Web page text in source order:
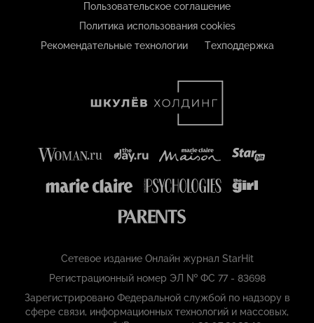
Пользовательское соглашение
Политика использования cookies
Рекомендательные технологии
Техподдержка
Сетевое издание Онлайн журнал StarHit
Регистрационный номер ЭЛ № ФС 77 - 83698
Зарегистрировано Федеральной службой по надзору в
сфере связи, информационных технологий и массовых,